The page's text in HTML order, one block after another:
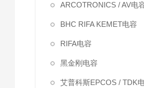
ARCOTRONICS / AV电
BHC RIFA KEMET电容
RIFA电容
黑金刚电容
艾普科斯EPCOS / TDK